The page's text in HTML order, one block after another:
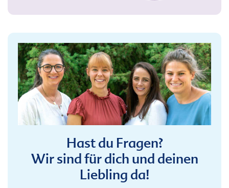
Hast du Fragen?
Wir sind für dich und deinen
Liebling da!